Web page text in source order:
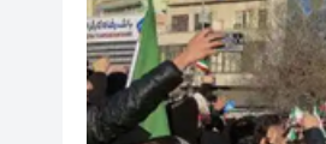
宏福苑
中東戰
本港部